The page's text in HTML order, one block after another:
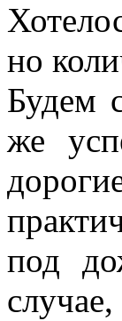
но
Будем
же
под